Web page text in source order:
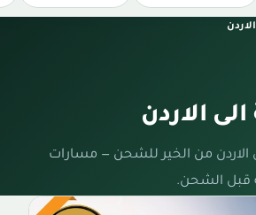
الاردن
من الخير للشحن — مسارات
قبل الشحن.